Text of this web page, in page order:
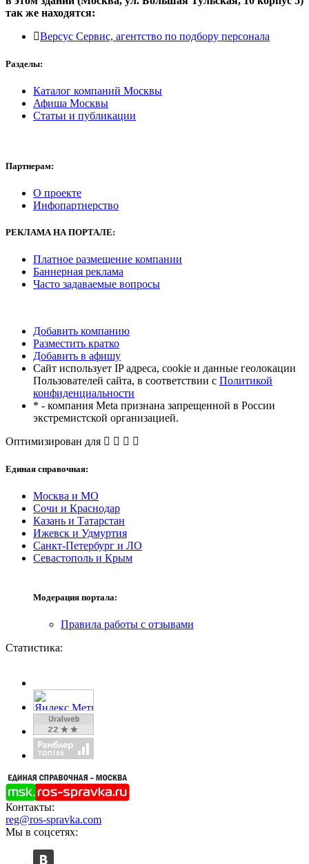
так же находятся:
Версус Сервис, агентство по подбору персонала
Разделы:
Каталог компаний Москвы
Афиша Москвы
Статьи и публикации
Партнерам:
О проекте
Инфопартнерство
РЕКЛАМАНА ПОРТАЛЕ:
Платное размещение компании
Баннерная реклама
Часто задаваемые вопросы
Добавить компанию
Разместить кратко
Добавить в афишу
Сайт использует IP адреса, cookie и данные геолокации
Пользователей сайта, в соответствии с Политикой
конфиденциальности
* - компания Meta признана запрещенной в России
экстремистской организацией.
Оптимизирован для
Единая справочная:
Москва и МО
Сочи и Краснодар
Казань и Татарстан
Ижевск и Удмуртия
Санкт-Петербург и ЛО
Севастополь и Крым
Модерация портала:
Правила работы с отзывами
Статистика:
Контакты:
reg@ros-spravka.com
Мы в соцсетях: